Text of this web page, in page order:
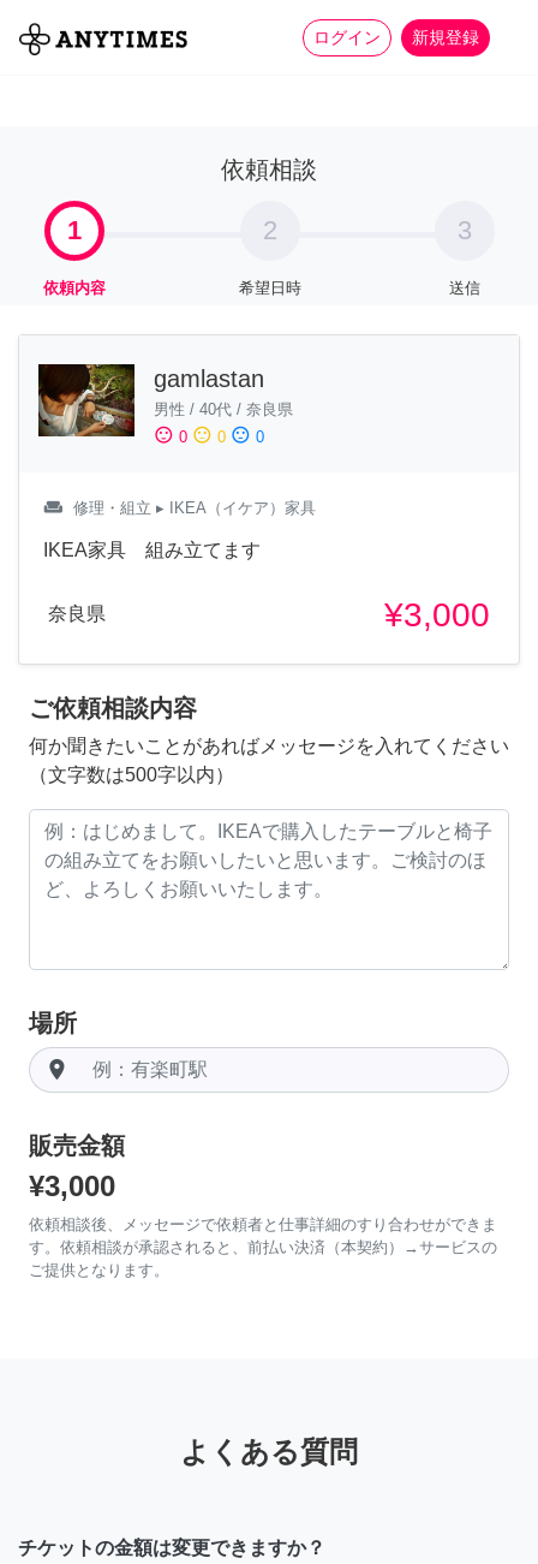
ログイン 新規登録
全て 家事 more_horiz
依頼相談
1
依頼内容
2
希望日時
3
送信
gamlastan
男性 / 40代 / 奈良県
sentiment_satisfied 0 sentiment_neutral 0 sentiment_dissatisfied 0
weekend 修理・組立 ▸ IKEA（イケア）家具
IKEA家具 組み立てます
奈良県 ¥3,000
ご依頼相談内容
何か聞きたいことがあればメッセージを入れてください
（文字数は500字以内）
場所
room
販売金額
¥3,000
依頼相談後、メッセージで依頼者と仕事詳細のすり合わせができま
す。依頼相談が承認されると、前払い決済（本契約）→サービスの
ご提供となります。
よくある質問
チケットの金額は変更できますか？